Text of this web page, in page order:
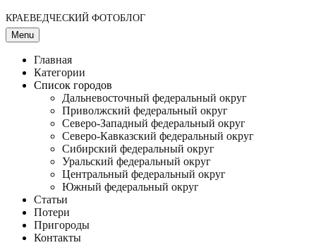
КРАЕВЕДЧЕСКИЙ ФОТОБЛОГ
Menu
Главная
Категории
Список городов
Дальневосточный федеральный округ
Приволжский федеральный округ
Северо-Западный федеральный округ
Северо-Кавказский федеральный округ
Сибирский федеральный округ
Уральский федеральный округ
Центральный федеральный округ
Южный федеральный округ
Статьи
Потери
Пригороды
Контакты